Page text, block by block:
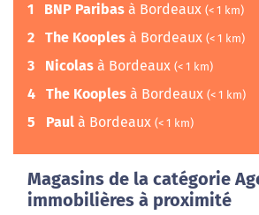
1 BNP Paribas à Bordeaux (< 1 km)
2 The Kooples à Bordeaux (< 1 km)
3 Nicolas à Bordeaux (< 1 km)
4 The Kooples à Bordeaux (< 1 km)
5 Paul à Bordeaux (< 1 km)
Magasins de la catégorie
immobilières à proximité